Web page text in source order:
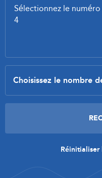
Réinitialiser